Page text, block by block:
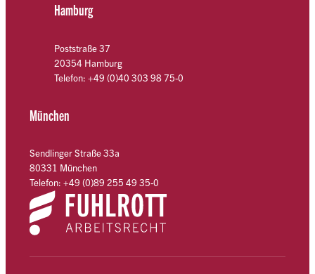
Hamburg
Poststraße 37
20354 Hamburg
Telefon: +49 (0)40 303 98 75-0
München
Sendlinger Straße 33a
80331 München
Telefon: +49 (0)89 255 49 35-0